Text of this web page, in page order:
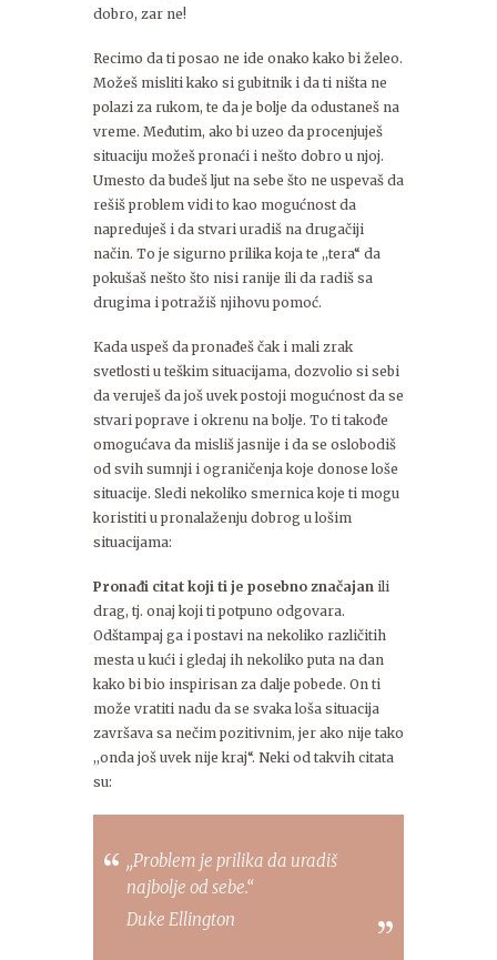
dobro, zar ne!
Recimo da ti posao ne ide onako kako bi želeo.
Možeš misliti kako si gubitnik i da ti ništa ne
polazi za rukom, te da je bolje da odustaneš na
vreme. Međutim, ako bi uzeo da procenjuješ
situaciju možeš pronaći i nešto dobro u njoj.
Umesto da budeš ljut na sebe što ne uspevaš da
rešiš problem vidi to kao mogućnost da
napreduješ i da stvari uradiš na drugačiji
način. To je sigurno prilika koja te ,,tera“ da
pokušaš nešto što nisi ranije ili da radiš sa
drugima i potražiš njihovu pomoć.
Kada uspeš da pronađeš čak i mali zrak
svetlosti u teškim situacijama, dozvolio si sebi
da veruješ da još uvek postoji mogućnost da se
stvari poprave i okrenu na bolje. To ti takođe
omogućava da misliš jasnije i da se oslobodiš
od svih sumnji i ograničenja koje donose loše
situacije. Sledi nekoliko smernica koje ti mogu
koristiti u pronalaženju dobrog u lošim
situacijama:
Pronađi citat koji ti je posebno značajan ili
drag, tj. onaj koji ti potpuno odgovara.
Odštampaj ga i postavi na nekoliko različitih
mesta u kući i gledaj ih nekoliko puta na dan
kako bi bio inspirisan za dalje pobede. On ti
može vratiti nadu da se svaka loša situacija
završava sa nečim pozitivnim, jer ako nije tako
,,onda još uvek nije kraj“. Neki od takvih citata
su:
,,Problem je prilika da uradiš
najbolje od sebe.“
Duke Ellington